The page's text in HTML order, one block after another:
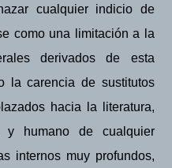
cualquier indicio de
como una limitación a la
derivados de esta
la carencia de sustitutos
hacia la literatura,
y humano de cualquier
internos muy profundos,